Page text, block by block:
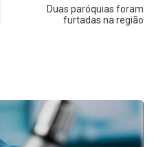
Duas paróquias foram
furtadas na região